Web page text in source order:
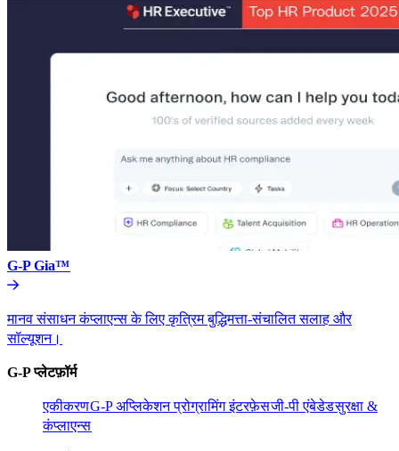
G-P Gia™​​
मानव संसाधन कंप्लाएन्स के लिए कृत्रिम बुद्धिमत्ता-संचालित सलाह और
सॉल्यूशन।​​
G-P प्लेटफ़ॉर्म​​
एकीकरण​​G-P अप्लिकेशन प्रोग्रामिंग इंटरफ़ेस​​जी-पी एंबेडेड​​सुरक्षा &
कंप्लाएन्स​​